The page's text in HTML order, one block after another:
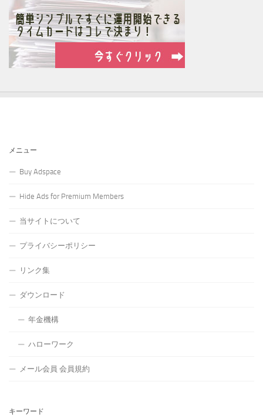
メニュー
Buy Adspace
Hide Ads for Premium Members
当サイトについて
プライバシーポリシー
リンク集
ダウンロード
年金機構
ハローワーク
メール会員 会員規約
キーワード